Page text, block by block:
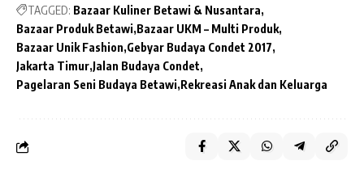
TAGGED: Bazaar Kuliner Betawi & Nusantara
Bazaar Produk Betawi Bazaar UKM – Multi Produk
Bazaar Unik Fashion Gebyar Budaya Condet 2017
Jakarta Timur Jalan Budaya Condet
Pagelaran Seni Budaya Betawi Rekreasi Anak dan Keluarga